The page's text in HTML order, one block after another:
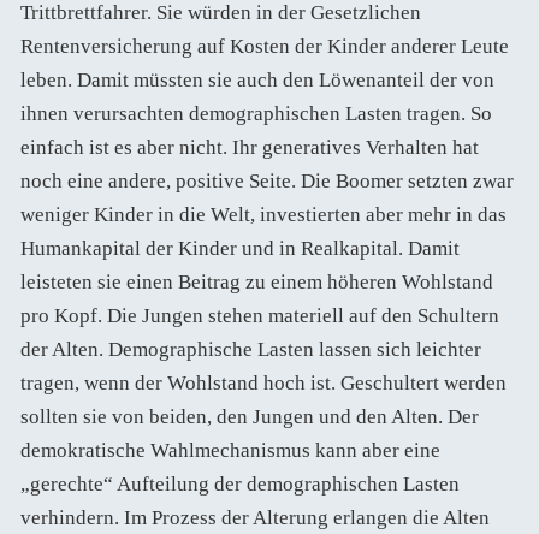
Trittbrettfahrer. Sie würden in der Gesetzlichen
Rentenversicherung auf Kosten der Kinder anderer Leute
leben. Damit müssten sie auch den Löwenanteil der von
ihnen verursachten demographischen Lasten tragen. So
einfach ist es aber nicht. Ihr generatives Verhalten hat
noch eine andere, positive Seite. Die Boomer setzten zwar
weniger Kinder in die Welt, investierten aber mehr in das
Humankapital der Kinder und in Realkapital. Damit
leisteten sie einen Beitrag zu einem höheren Wohlstand
pro Kopf. Die Jungen stehen materiell auf den Schultern
der Alten. Demographische Lasten lassen sich leichter
tragen, wenn der Wohlstand hoch ist. Geschultert werden
sollten sie von beiden, den Jungen und den Alten. Der
demokratische Wahlmechanismus kann aber eine
„gerechte“ Aufteilung der demographischen Lasten
verhindern. Im Prozess der Alterung erlangen die Alten